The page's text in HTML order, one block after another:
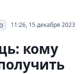
11:26, 15 декабря 2023
кому